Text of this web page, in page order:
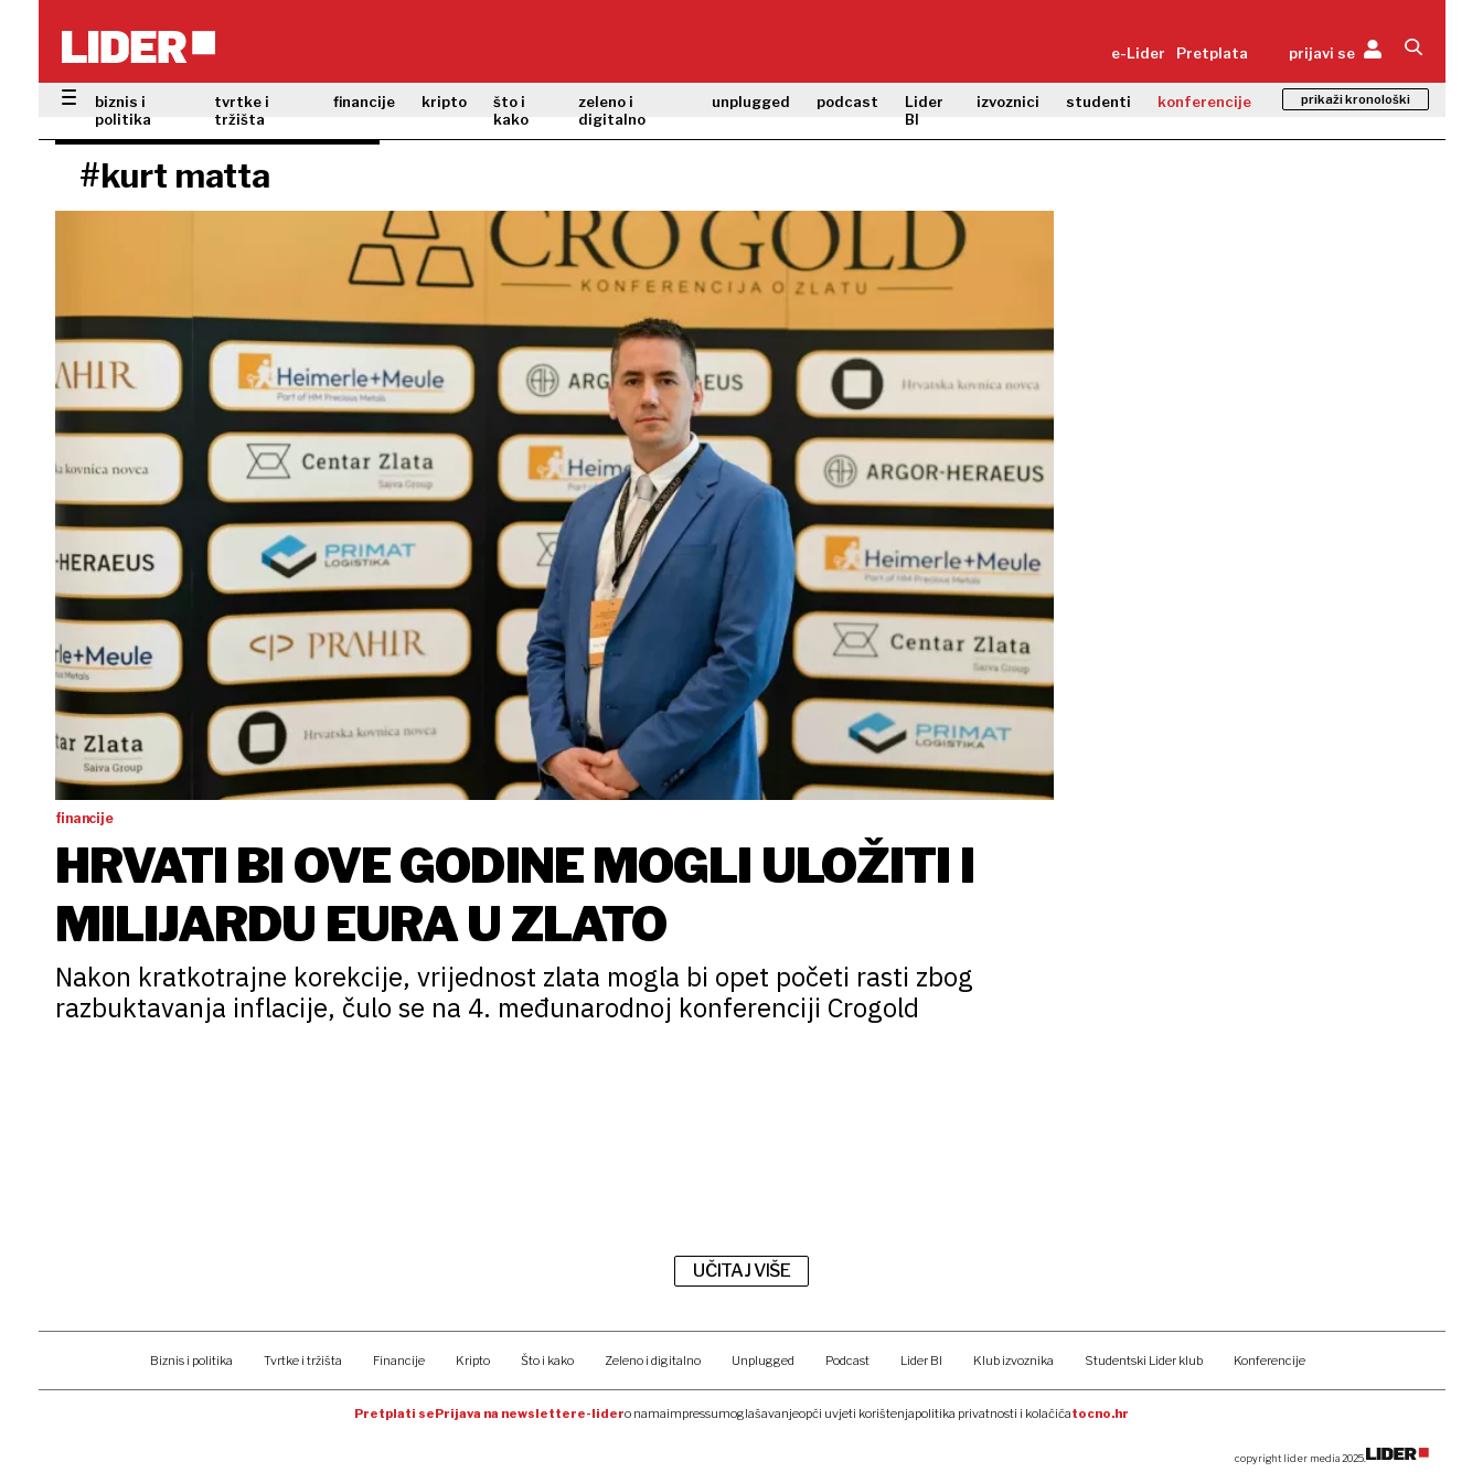
e-Lider Pretplata prijavi se
biznis i
politika
tvrtke i
tržišta
financije kripto
što i
kako
zeleno i
digitalno
unplugged podcast
Lider
BI
izvoznici studenti konferencije prikaži kronološki
#kurt matta
financije
HRVATI BI OVE GODINE MOGLI ULOŽITI I
MILIJARDU EURA U ZLATO
Nakon kratkotrajne korekcije, vrijednost zlata mogla bi opet početi rasti zbog
razbuktavanja inflacije, čulo se na 4. međunarodnoj konferenciji Crogold
UČITAJ VIŠE
Biznis i politika Tvrtke i tržišta Financije Kripto Što i kako Zeleno i digitalno Unplugged Podcast Lider BI Klub izvoznika Studentski Lider klub Konferencije
Pretplati sePrijava na newslettere-lidero namaimpressumoglašavanjeopći uvjeti korištenjapolitika privatnosti i kolačićatocno.hr
copyright lider media 2025.